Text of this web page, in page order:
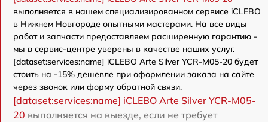
выполняется в нашем специализированном сервисе iCLEBO
в Нижнем Новгороде опытными мастерами. На все виды
работ и запчасти предоставляем расширенную гарантию -
мы в сервис-центре уверены в качестве наших услуг.
[dataset:services:name] iCLEBO Arte Silver YCR-M05-20 будет
стоить на -15% дешевле при оформлении заказа на сайте
через звонок или форму обратной связи.
[dataset:services:name] iCLEBO Arte Silver YCR-M05-
20 выполняется на выезде, если не требует